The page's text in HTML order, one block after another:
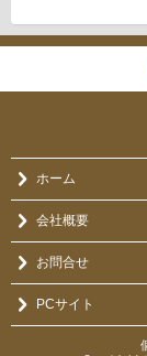
ホーム
会社概要
お問合せ
PCサイト